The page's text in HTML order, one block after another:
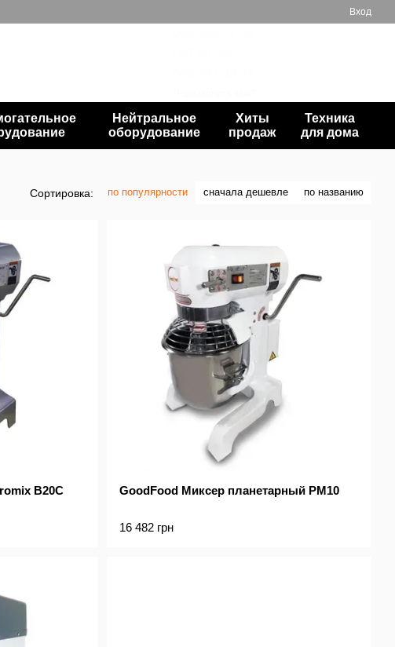
Вход
Нейтральное
оборудование
Хиты
продаж
Техника
для дома
Сортировка: по популярности сначала дешевле по названию
B20С GoodFood Миксер планетарный PM10
16 482 грн